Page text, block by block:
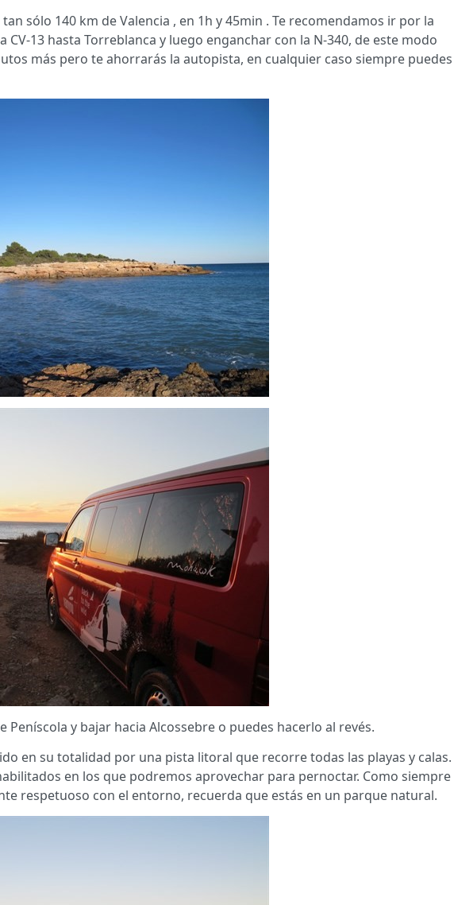
tan sólo 140 km de Valencia , en 1h y 45min . Te recomendamos ir por la
CV-13 hasta Torreblanca y luego enganchar con la N-340, de este modo
más pero te ahorrarás la autopista, en cualquier caso siempre puedes
Peníscola y bajar hacia Alcossebre o puedes hacerlo al revés.
en su totalidad por una pista litoral que recorre todas las playas y calas.
en los que podremos aprovechar para pernoctar. Como siempre
respetuoso con el entorno, recuerda que estás en un parque natural.